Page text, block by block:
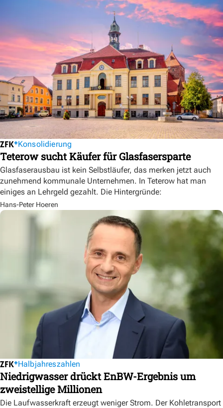
Konsolidierung
Teterow sucht Käufer für Glasfasersparte
Glasfaserausbau ist kein Selbstläufer, das merken jetzt auch
zunehmend kommunale Unternehmen. In Teterow hat man
einiges an Lehrgeld gezahlt. Die Hintergründe:
Hans-Peter Hoeren
Halbjahreszahlen
Niedrigwasser drückt EnBW-Ergebnis um
zweistellige Millionen
Die Laufwasserkraft erzeugt weniger Strom. Der Kohletransport